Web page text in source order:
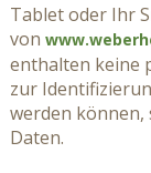
Tablet oder Ihr
von
enthalten keine
zur
werden können,
Daten.